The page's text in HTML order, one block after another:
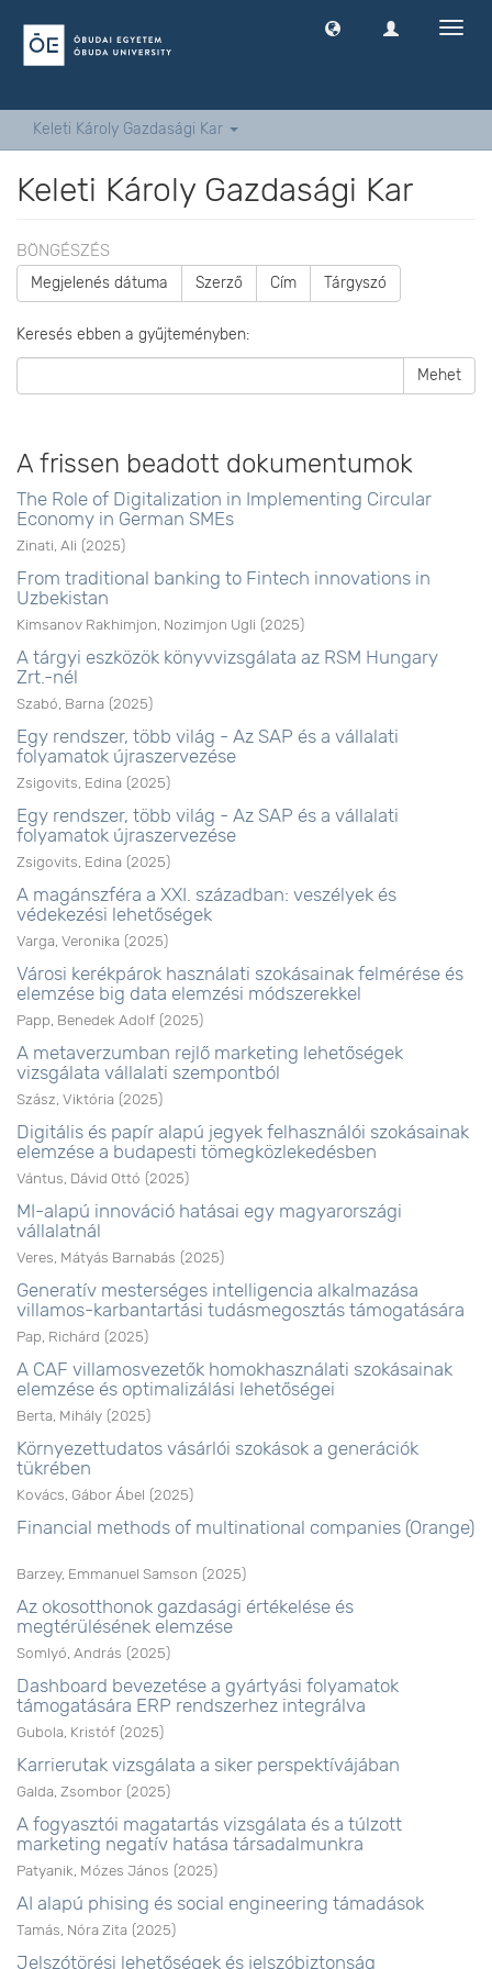
Keleti Károly Gazdasági Kar
Keleti Károly Gazdasági Kar
BÖNGÉSZÉS
Megjelenés dátuma Szerző Cím Tárgyszó
Keresés ebben a gyűjteményben:
Mehet
A frissen beadott dokumentumok
The Role of Digitalization in Implementing Circular
Economy in German SMEs
Zinati, Ali (2025)
From traditional banking to Fintech innovations in
Uzbekistan
Kimsanov Rakhimjon, Nozimjon Ugli (2025)
A tárgyi eszközök könyvvizsgálata az RSM Hungary
Zrt.-nél
Szabó, Barna (2025)
Egy rendszer, több világ - Az SAP és a vállalati
folyamatok újraszervezése
Zsigovits, Edina (2025)
Egy rendszer, több világ - Az SAP és a vállalati
folyamatok újraszervezése
Zsigovits, Edina (2025)
A magánszféra a XXI. században: veszélyek és
védekezési lehetőségek
Varga, Veronika (2025)
Városi kerékpárok használati szokásainak felmérése és
elemzése big data elemzési módszerekkel
Papp, Benedek Adolf (2025)
A metaverzumban rejlő marketing lehetőségek
vizsgálata vállalati szempontból
Szász, Viktória (2025)
Digitális és papír alapú jegyek felhasználói szokásainak
elemzése a budapesti tömegközlekedésben
Vántus, Dávid Ottó (2025)
MI-alapú innováció hatásai egy magyarországi
vállalatnál
Veres, Mátyás Barnabás (2025)
Generatív mesterséges intelligencia alkalmazása
villamos-karbantartási tudásmegosztás támogatására
Pap, Richárd (2025)
A CAF villamosvezetők homokhasználati szokásainak
elemzése és optimalizálási lehetőségei
Berta, Mihály (2025)
Környezettudatos vásárlói szokások a generációk
tükrében
Kovács, Gábor Ábel (2025)
Financial methods of multinational companies (Orange)
Barzey, Emmanuel Samson (2025)
Az okosotthonok gazdasági értékelése és
megtérülésének elemzése
Somlyó, András (2025)
Dashboard bevezetése a gyártyási folyamatok
támogatására ERP rendszerhez integrálva
Gubola, Kristóf (2025)
Karrierutak vizsgálata a siker perspektívájában
Galda, Zsombor (2025)
A fogyasztói magatartás vizsgálata és a túlzott
marketing negatív hatása társadalmunkra
Patyanik, Mózes János (2025)
AI alapú phising és social engineering támadások
Tamás, Nóra Zita (2025)
Jelszótörési lehetőségek és jelszóbiztonság